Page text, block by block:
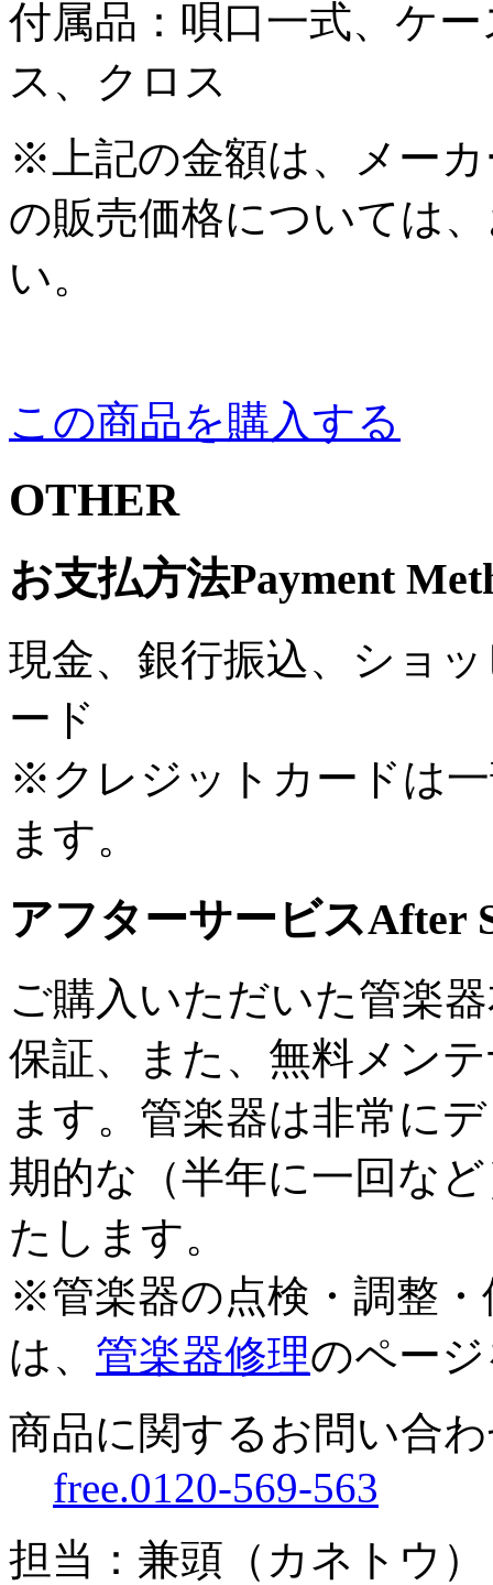
付属品：唄口一式、ケ
ス、クロス
※上記の金額は、メー
の販売価格については
い。
この商品を購入する
OTHER
お支払方法Payment
現金、銀行振込、ショ
ード
※クレジットカードは
ます。
アフターサービスAfter
ご購入いただいた管楽
保証、また、無料メン
ます。管楽器は非常に
期的な（半年に一回な
たします。
※管楽器の点検・調整
は、 管楽器修理のペー
商品に関するお問い合
free.0120-569-563
担当：兼頭（カネトウ）